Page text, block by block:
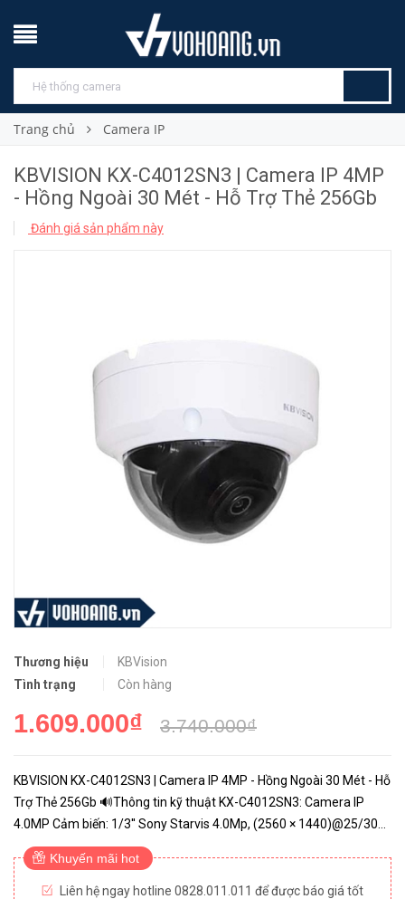
Trang chủ Camera IP
KBVISION KX-C4012SN3 | Camera IP 4MP
- Hồng Ngoài 30 Mét - Hỗ Trợ Thẻ 256Gb
Đánh giá sản phẩm này
Thương hiệu
KBVision
Tình trạng
Còn hàng
1.609.000₫ 3.740.000₫
KBVISION KX-C4012SN3 | Camera IP 4MP - Hồng Ngoài 30 Mét - Hỗ
Trợ Thẻ 256Gb 🔊Thông tin kỹ thuật KX-C4012SN3: Camera IP
4.0MP Cảm biến: 1/3'' Sony Starvis 4.0Mp, (2560 × 1440)@25/30
fps) Chuẩn nén hình ảnh H.265/Smart H.264 Ống kính 3.6mm (G...
Khuyến mãi hot
Liên hệ ngay hotline 0828.011.011 để được báo giá tốt